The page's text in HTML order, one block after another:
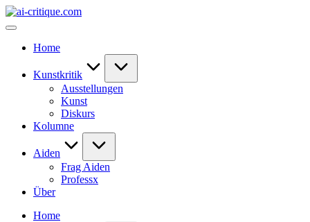
Skip
to
ai-
Home
Kunstkritik
Ausstellungen
Kunst
Diskurs
Kolumne
Aiden
Frag Aiden
Professx
Über
Home